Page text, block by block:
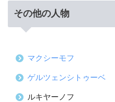
その他の人物
マクシーモフ
ゲルツェンシトゥーベ
ルキヤーノフ